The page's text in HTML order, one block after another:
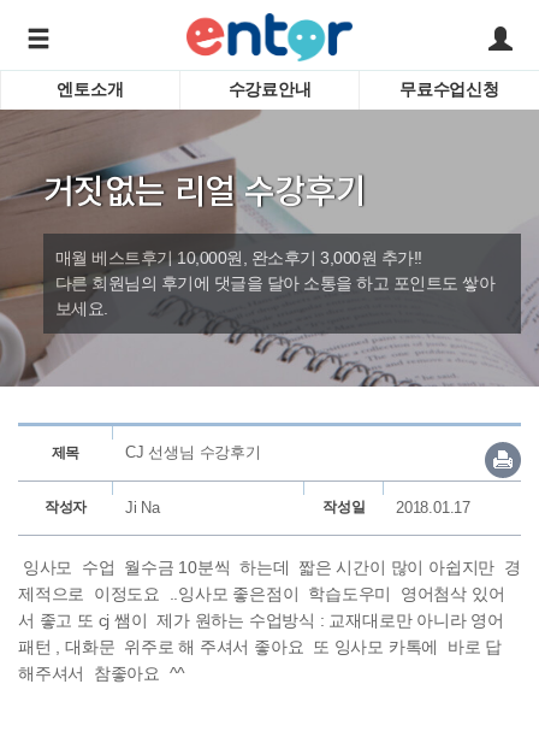
학습도우미 G1
바로가기
서비스안내
강사소개
회사소개
어린이
영자신
수업
엔토소개 수강료안내 무료수업신청
거짓없는 리얼 수강후기
매월 베스트후기 10,000원, 완소후기 3,000원 추가!!
다른 회원님의 후기에 댓글을 달아 소통을 하고 포인트도 쌓아
보세요.
제목 CJ 선생님 수강후기
작성자 Ji Na 작성일 2018.01.17
잉사모 수업 월수금 10분씩 하는데 짧은 시간이 많이 아쉽지만 경
제적으로 이정도요 ..잉사모 좋은점이 학습도우미 영어첨삭 있어
서 좋고 또 cj 쌤이 제가 원하는 수업방식 : 교재대로만 아니라 영어
패턴 , 대화문 위주로 해 주셔서 좋아요 또 잉사모 카톡에 바로 답
해주셔서 참좋아요 ^^